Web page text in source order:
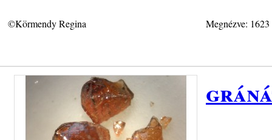
©Körmendy Regina Megnézve: